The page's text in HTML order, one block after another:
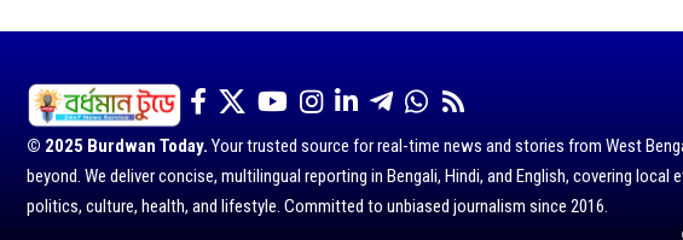
© 2025 Burdwan Today. Your trusted source for real-time news and stories from West
beyond. We deliver concise, multilingual reporting in Bengali, Hindi, and English, covering local
politics, culture, health, and lifestyle. Committed to unbiased journalism since 2016.